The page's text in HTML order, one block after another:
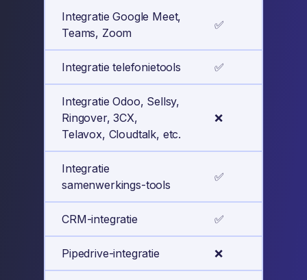
Integratie Google Meet,
Teams, Zoom
✅
Integratie telefonietools ✅
Integratie Odoo, Sellsy,
Ringover, 3CX,
Telavox, Cloudtalk, etc.
❌
Integratie
samenwerkings-tools
✅
CRM-integratie ✅
Pipedrive-integratie ❌